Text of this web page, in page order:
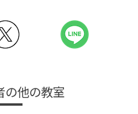
の他の教室